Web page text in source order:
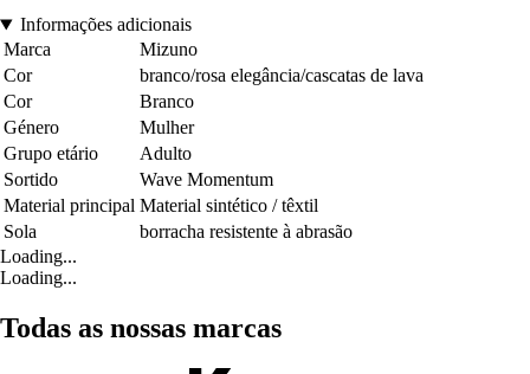
Informações adicionais
Marca
Mizuno
Cor
branco/rosa elegância/cascatas de lava
Cor
Branco
Género
Mulher
Grupo etário
Adulto
Sortido
Wave Momentum
Material principal Material sintético / têxtil
Sola
borracha resistente à abrasão
Loading...
Loading...
Todas as nossas marcas